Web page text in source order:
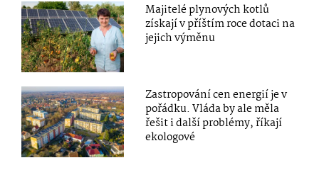
Majitelé plynových kotlů
získají v příštím roce dotaci na
jejich výměnu
Zastropování cen energií je v
pořádku. Vláda by ale měla
řešit i další problémy, říkají
ekologové